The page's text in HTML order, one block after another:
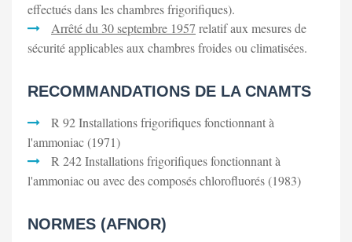
effectués dans les chambres frigorifiques).
Arrêté du 30 septembre 1957 relatif aux mesures de
sécurité applicables aux chambres froides ou climatisées.
RECOMMANDATIONS DE LA CNAMTS
R 92 Installations frigorifiques fonctionnant à
l'ammoniac (1971)
R 242 Installations frigorifiques fonctionnant à
l'ammoniac ou avec des composés chlorofluorés (1983)
NORMES (AFNOR)